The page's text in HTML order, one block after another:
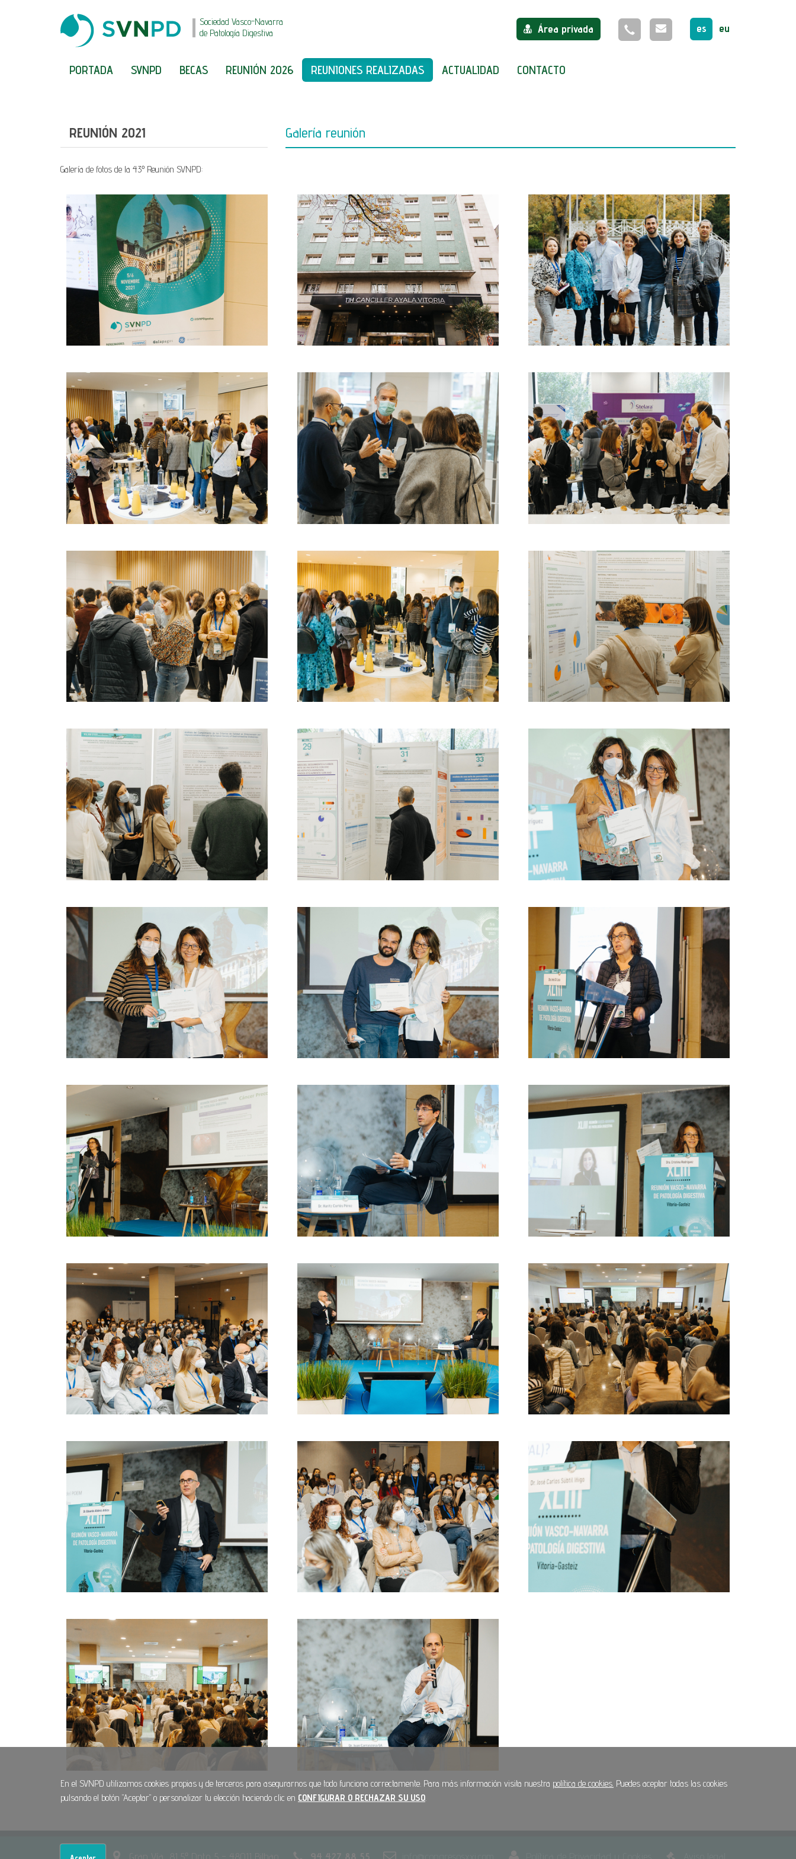
Sociedad Vasco-Navarra
de Patología Digestiva
Área privada es eu
PORTADA SVNPD BECAS REUNIÓN 2026 REUNIONES REALIZADAS ACTUALIDAD CONTACTO
REUNIÓN 2021 Galería reunión
Galería de fotos de la 43º Reunión SVNPD:
SVNPD Gran Vía, 81 5º Dpto. 5 - 48011 Bilbao 94 427 88 55
En el SVNPD utilizamos cookies propias y de terceros para asegurarnos que todo funciona correctamente. Para más información visita nuestra política de cookies. Puedes aceptar todas las cookies
pulsando el botón "Aceptar" o personalizar tu elección haciendo clic en CONFIGURAR O RECHAZAR SU USO.